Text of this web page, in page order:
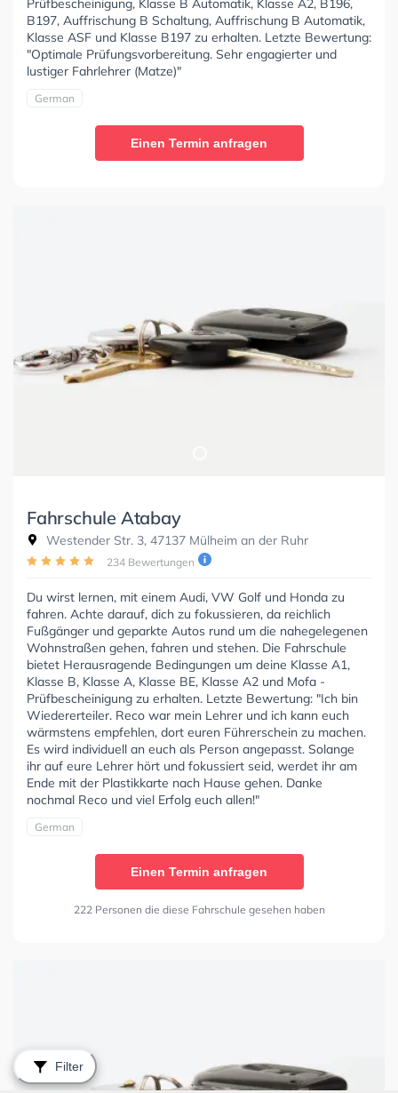
Filter
B197, Auffrischung B Schaltung, Auffrischung B Automatik,
Klasse ASF und Klasse B197 zu erhalten. Letzte Bewertung:
"Optimale Prüfungsvorbereitung. Sehr engagierter und
lustiger Fahrlehrer (Matze)"
German
Einen Termin anfragen
Fahrschule Atabay
Westender Str. 3, 47137 Mülheim an der Ruhr
234 Bewertungen
Du wirst lernen, mit einem Audi, VW Golf und Honda zu
fahren. Achte darauf, dich zu fokussieren, da reichlich
Fußgänger und geparkte Autos rund um die nahegelegenen
Wohnstraßen gehen, fahren und stehen. Die Fahrschule
bietet Herausragende Bedingungen um deine Klasse A1,
Klasse B, Klasse A, Klasse BE, Klasse A2 und Mofa -
Prüfbescheinigung zu erhalten. Letzte Bewertung: "Ich bin
Wiedererteiler. Reco war mein Lehrer und ich kann euch
wärmstens empfehlen, dort euren Führerschein zu machen.
Es wird individuell an euch als Person angepasst. Solange
ihr auf eure Lehrer hört und fokussiert seid, werdet ihr am
Ende mit der Plastikkarte nach Hause gehen. Danke
nochmal Reco und viel Erfolg euch allen!"
German
Einen Termin anfragen
222 Personen die diese Fahrschule gesehen haben